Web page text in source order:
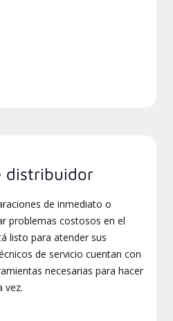
distribuidor
de inmediato o
problemas costosos en el
listo para atender sus
de servicio cuentan con
necesarias para hacer
vez.